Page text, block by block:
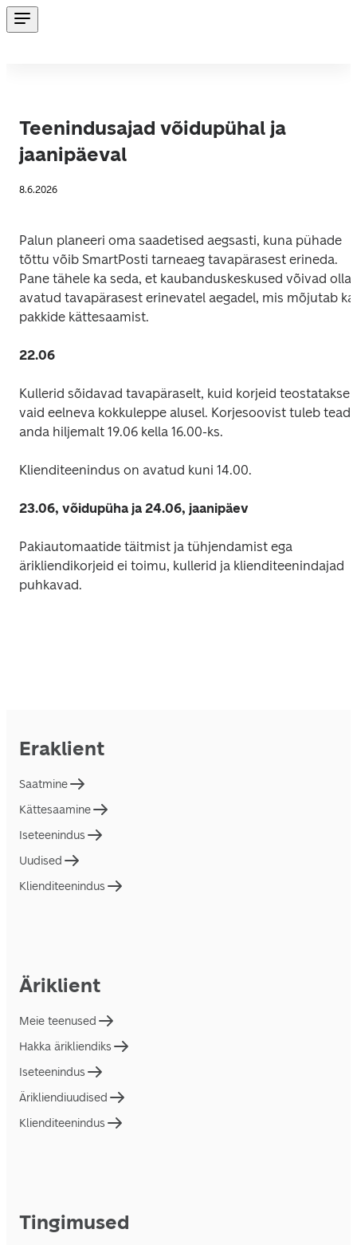
Teenindusajad võidupühal ja
jaanipäeval
8.6.2026
Palun planeeri oma saadetised aegsasti, kuna pühade
tõttu võib SmartPosti tarneaeg tavapärasest erineda.
Pane tähele ka seda, et kaubanduskeskused võivad olla
avatud tavapärasest erinevatel aegadel, mis mõjutab ka
pakkide kättesaamist.
22.06
Kullerid sõidavad tavapäraselt, kuid korjeid teostatakse
vaid eelneva kokkuleppe alusel. Korjesoovist tuleb teada
anda hiljemalt 19.06 kella 16.00-ks.
Klienditeenindus on avatud kuni 14.00.
23.06, võidupüha ja 24.06, jaanipäev
Pakiautomaatide täitmist ja tühjendamist ega
ärikliendikorjeid ei toimu, kullerid ja klienditeenindajad
puhkavad.
Eraklient
Saatmine
Kättesaamine
Iseteenindus
Uudised
Klienditeenindus
Äriklient
Meie teenused
Hakka ärikliendiks
Iseteenindus
Ärikliendiuudised
Klienditeenindus
Tingimused